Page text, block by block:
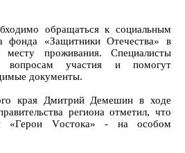
обращаться к социальным
фонда «Защитники Отечества» в
проживания. Специалисты
вопросам участия и помогут
документы.
края Дмитрий Демешин в ходе
региона отметил, что
«Герои Vостока» - на особом